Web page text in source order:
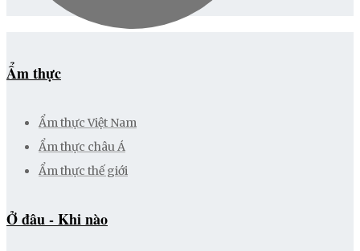
Ẩm thực
Ẩm thực Việt Nam
Ẩm thực châu Á
Ẩm thực thế giới
Ở đâu - Khi nào